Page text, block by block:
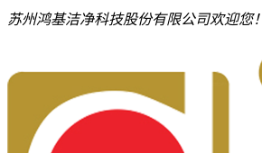
苏州鸿基洁净科技股份有限公司欢迎您！